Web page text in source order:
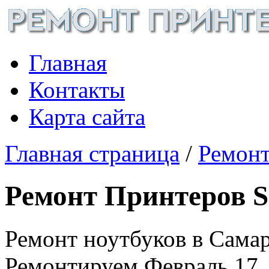
Главная
Контакты
Карта сайта
Главная страница /
Ремонт Принтеров
Ремонт ноутбуков в